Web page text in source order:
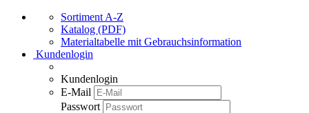
Sortiment A-Z
Katalog (PDF)
Materialtabelle mit Gebrauchsinformation
Kundenlogin
Kundenlogin
E-Mail
Passwort